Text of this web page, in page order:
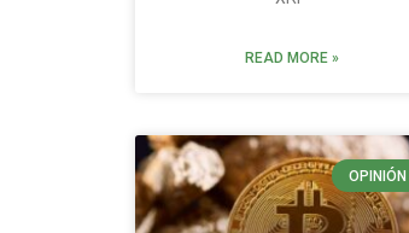
READ MORE »
OPINIÓN